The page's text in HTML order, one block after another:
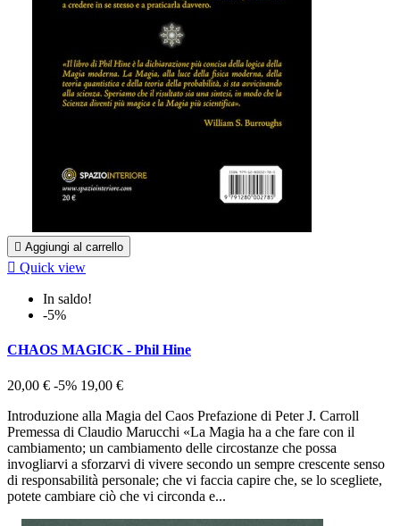
 Aggiungi al carrello
 Quick view
In saldo!
-5%
CHAOS MAGICK - Phil Hine
20,00 € -5% 19,00 €
Introduzione alla Magia del Caos Prefazione di Peter J. Carroll
Premessa di Claudio Marucchi «La Magia ha a che fare con il
cambiamento; un cambiamento delle circostanze che possa
invogliarvi a sforzarvi di vivere secondo un sempre crescente senso
di responsabilità personale; che vi faccia capire che, se lo scegliete,
potete cambiare ciò che vi circonda e...